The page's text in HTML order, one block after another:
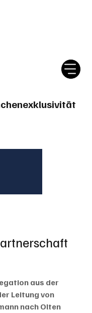
aus der
Leitung von
nach Olten